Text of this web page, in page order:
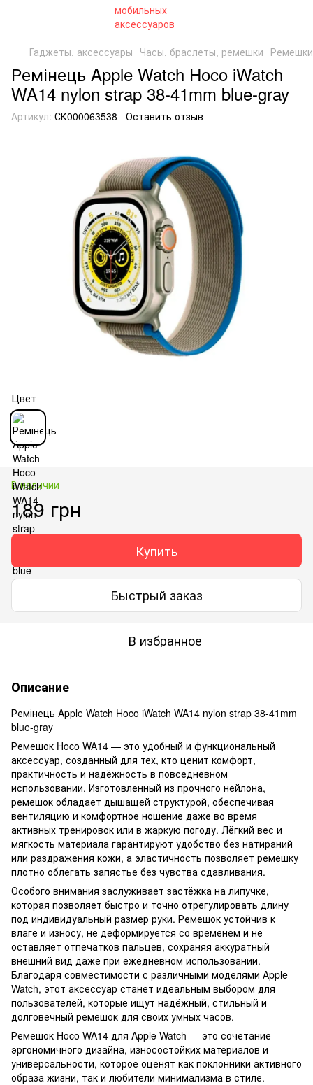
Гаджеты, аксессуары Часы, браслеты, ремешки Ремешки
Ремінець Apple Watch Hoco iWatch
WA14 nylon strap 38-41mm blue-gray
Артикул: СК000063538 Оставить отзыв
Цвет
В наличии
189 грн
Купить
Быстрый заказ
В избранное
Описание
Ремінець Apple Watch Hoco iWatch WA14 nylon strap 38-41mm
blue-gray
Ремешок Hoco WA14 — это удобный и функциональный
аксессуар, созданный для тех, кто ценит комфорт,
практичность и надёжность в повседневном
использовании. Изготовленный из прочного нейлона,
ремешок обладает дышащей структурой, обеспечивая
вентиляцию и комфортное ношение даже во время
активных тренировок или в жаркую погоду. Лёгкий вес и
мягкость материала гарантируют удобство без натираний
или раздражения кожи, а эластичность позволяет ремешку
плотно облегать запястье без чувства сдавливания.
Особого внимания заслуживает застёжка на липучке,
которая позволяет быстро и точно отрегулировать длину
под индивидуальный размер руки. Ремешок устойчив к
влаге и износу, не деформируется со временем и не
оставляет отпечатков пальцев, сохраняя аккуратный
внешний вид даже при ежедневном использовании.
Благодаря совместимости с различными моделями Apple
Watch, этот аксессуар станет идеальным выбором для
пользователей, которые ищут надёжный, стильный и
долговечный ремешок для своих умных часов.
Ремешок Hoco WA14 для Apple Watch — это сочетание
эргономичного дизайна, износостойких материалов и
универсальности, которое оценят как поклонники активного
образа жизни, так и любители минимализма в стиле.